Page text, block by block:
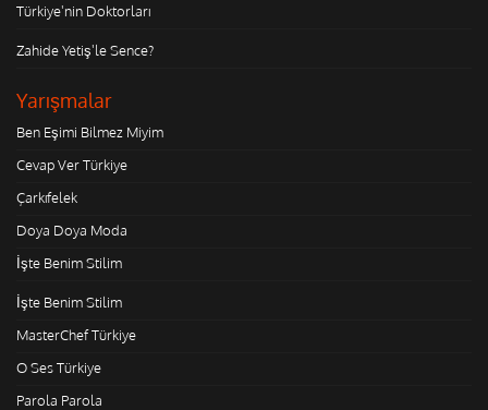
Türkiye'nin Doktorları
Zahide Yetiş'le Sence?
Yarışmalar
Ben Eşimi Bilmez Miyim
Cevap Ver Türkiye
Çarkıfelek
Doya Doya Moda
İşte Benim Stilim
İşte Benim Stilim
MasterChef Türkiye
O Ses Türkiye
Parola Parola